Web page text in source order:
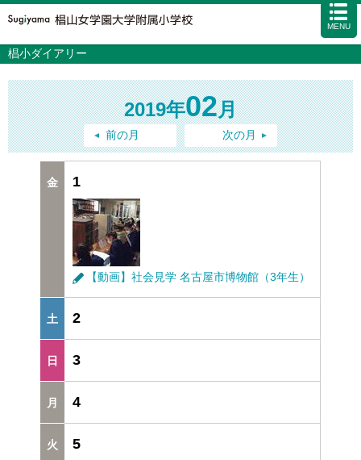
MENU
学校案内 カリキュラム
入試情報 学校生活
施設・設備
アクセス
椙小ダイアリー
2019年02月
前の月 次の月
1
【動画】社会見学 名古屋市博物館（3年生）
2
3
4
5